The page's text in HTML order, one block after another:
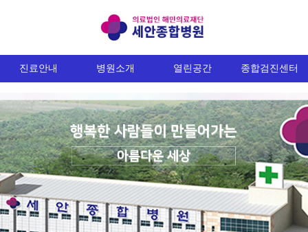
진료안내 병원소개 열린공간 종합검진센터